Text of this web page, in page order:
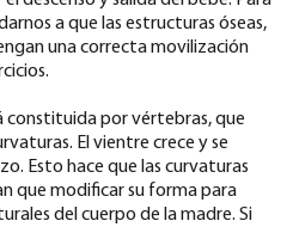
a que las estructuras óseas,
una correcta movilización
constituida por vértebras, que
El vientre crece y se
Esto hace que las curvaturas
que modificar su forma para
del cuerpo de la madre. Si